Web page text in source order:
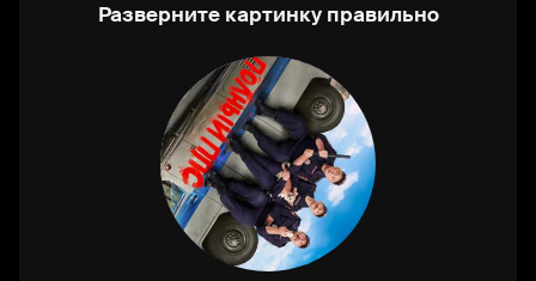
Разверните картинку правильно